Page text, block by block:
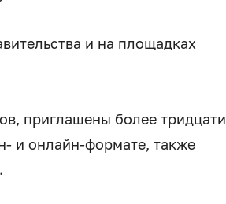
и на площадках
приглашены более тридцати
и онлайн-формате, также